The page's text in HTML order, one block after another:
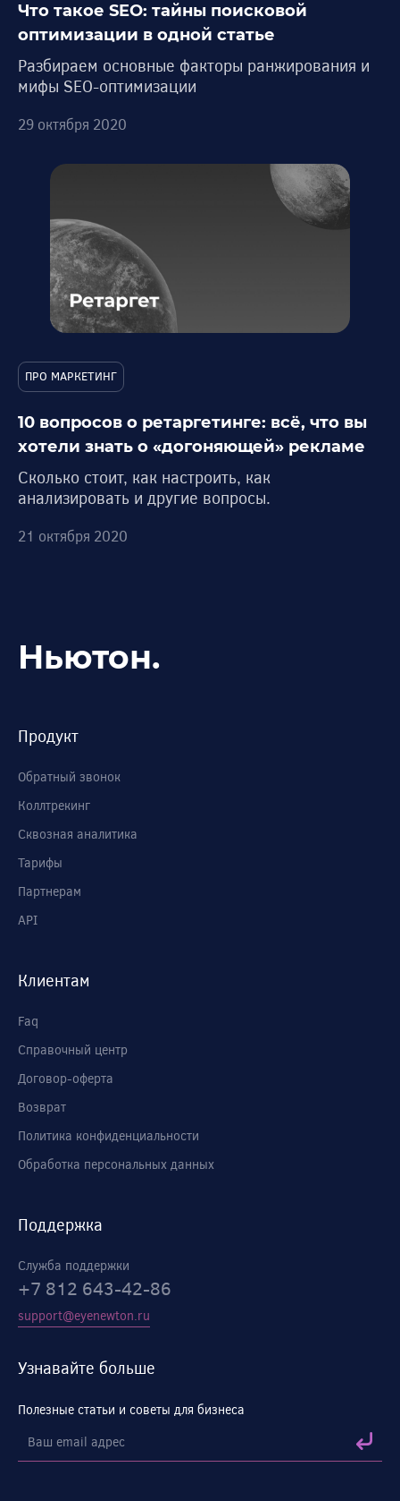
Что такое SEO: тайны поисковой
оптимизации в одной статье
Разбираем основные факторы ранжирования и
мифы SEO-оптимизации
29 октября 2020
ПРО МАРКЕТИНГ
10 вопросов о ретаргетинге: всё, что вы
хотели знать о «догоняющей» рекламе
Сколько стоит, как настроить, как
анализировать и другие вопросы.
21 октября 2020
Ньютон.
Продукт
Обратный звонок
Коллтрекинг
Сквозная аналитика
Тарифы
Партнерам
API
Клиентам
Faq
Справочный центр
Договор-оферта
Возврат
Политика конфиденциальности
Обработка персональных данных
Поддержка
Служба поддержки
+7 812 643-42-86
support@eyenewton.ru
Узнавайте больше
Полезные статьи и советы для бизнеса